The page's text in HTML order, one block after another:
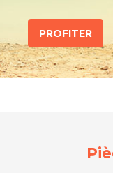
PROFITER